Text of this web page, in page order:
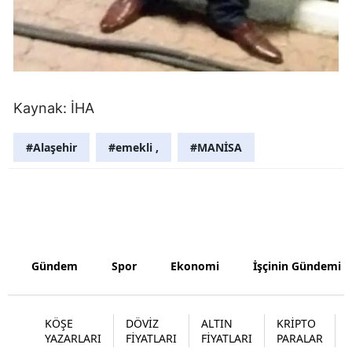
Samsun
Uşak
Kaynak: İHA
#Alaşehir #emekli , #MANİSA
Gündem Spor Ekonomi İşçinin Gündemi
KÖŞE
YAZARLARI
DÖVİZ
FİYATLARI
ALTIN
FİYATLARI
KRİPTO
PARALAR